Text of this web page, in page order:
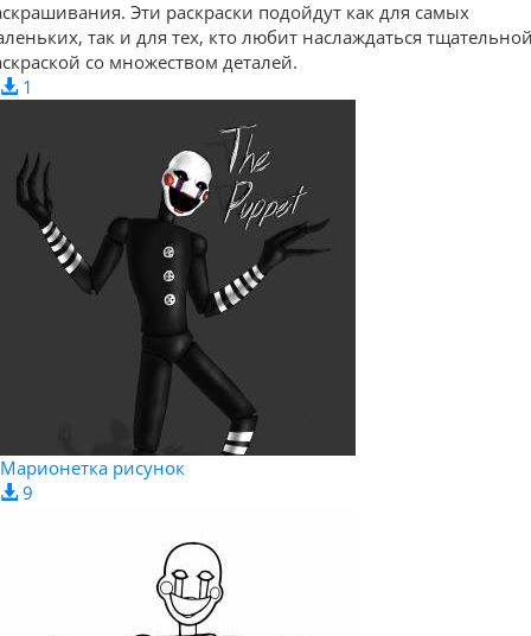
Эти раскраски подойдут как для самых
так и для тех, кто любит наслаждаться
со множеством деталей.
1
Марионетка рисунок
9